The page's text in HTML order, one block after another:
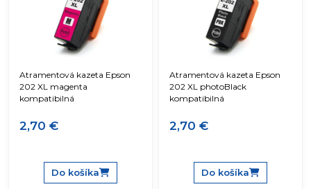
Atramentová kazeta Epson
202 XL magenta
kompatibilná
2,70 €
Do košíka
Atramentová kazeta Epson
202 XL photoBlack
kompatibilná
2,70 €
Do košíka